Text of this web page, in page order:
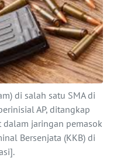
di salah satu SMA di
AP, ditangkap
jaringan pemasok
Bersenjata (KKB) di